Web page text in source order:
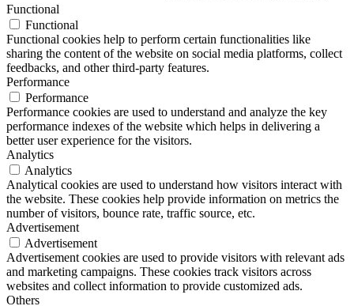
Functional
Functional
Functional cookies help to perform certain functionalities like
sharing the content of the website on social media platforms, collect
feedbacks, and other third-party features.
Performance
Performance
Performance cookies are used to understand and analyze the key
performance indexes of the website which helps in delivering a
better user experience for the visitors.
Analytics
Analytics
Analytical cookies are used to understand how visitors interact with
the website. These cookies help provide information on metrics the
number of visitors, bounce rate, traffic source, etc.
Advertisement
Advertisement
Advertisement cookies are used to provide visitors with relevant ads
and marketing campaigns. These cookies track visitors across
websites and collect information to provide customized ads.
Others